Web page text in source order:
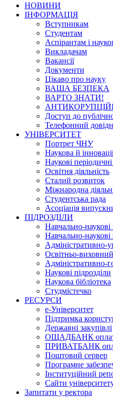
НОВИНИ
ІНФОРМАЦІЯ
Вступникам
Студентам
Аспірантам і
Викладачам
Вакансії
Документи
Цікаво про науку
ВАША БЕЗПЕКА
ВАРТО ЗНАТИ!
Доступ до
Телефонний
УНІВЕРСИТЕТ
Портрет ЧНУ
Наукова й
Наукові
Освітня діяльність
Сталий розвиток
Міжнародна
Студентська рада
Асоціація
ПІДРОЗДІЛИ
Навчально-наукові
Навчально-
Адміністративно-
Освітньо-
Адміністративно-
Наукові підрозділи
Наукова бібліотека
Студмістечко
РЕСУРСИ
е-Університет
Підтримка
Державні закупівлі
ОЩАДБАНК
ПРИВАТБАНК
Поштовий сервер
Програмне
Інституційний
Сайти
Запитати у ректора